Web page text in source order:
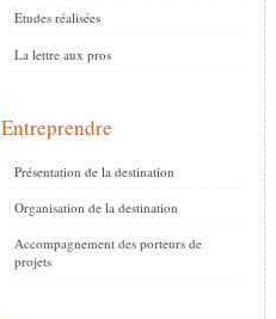
Etudes réalisées
La lettre aux pros
Entreprendre
Présentation de la destination
Organisation de la destination
Accompagnement des porteurs de
projets